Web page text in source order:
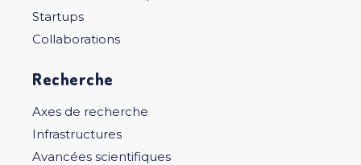
Startups
Collaborations
Recherche
Axes de recherche
Infrastructures
Avancées scientifiques